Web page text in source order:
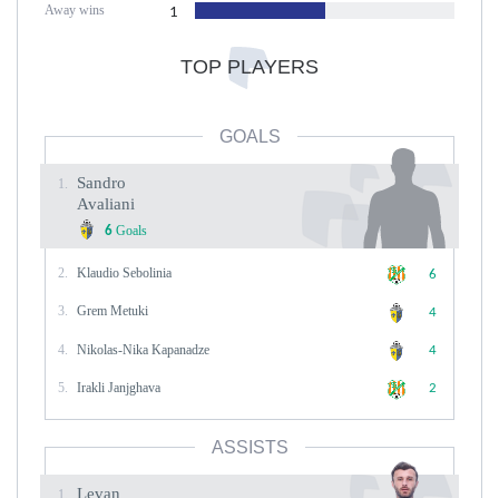
Away wins 1
TOP PLAYERS
GOALS
1.
Sandro
Avaliani
6 Goals
2. Klaudio Sebolinia 6
3. Grem Metuki 4
4. Nikolas-Nika Kapanadze 4
5. Irakli Janjghava 2
ASSISTS
1.
Levan